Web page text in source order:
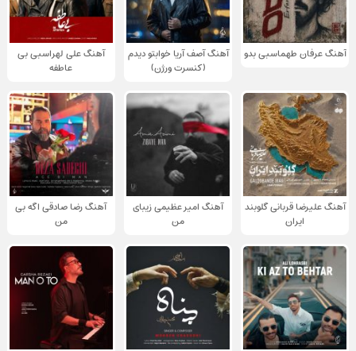
آهنگ عرفان طهماسبی بدو
آهنگ آصف آریا خوابتو دیدم
(کنسرت ورژن)
آهنگ علی لهراسبی بی
عاطفه
آهنگ علیرضا قربانی گلوبند
ایران
آهنگ امیر عظیمی زیبای
من
آهنگ رضا صادقی اگه بی
من